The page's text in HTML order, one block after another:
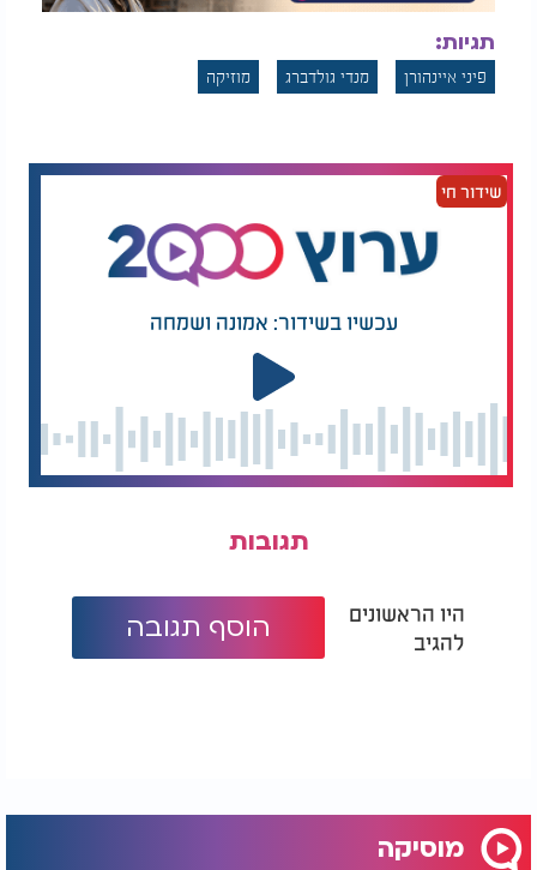
תגיות:
פיני איינהורן מנדי גולדברג מוזיקה
שידור חי
עכשיו בשידור: אמונה ושמחה
תגובות
היו הראשונים
להגיב
הוסף תגובה
מוסיקה